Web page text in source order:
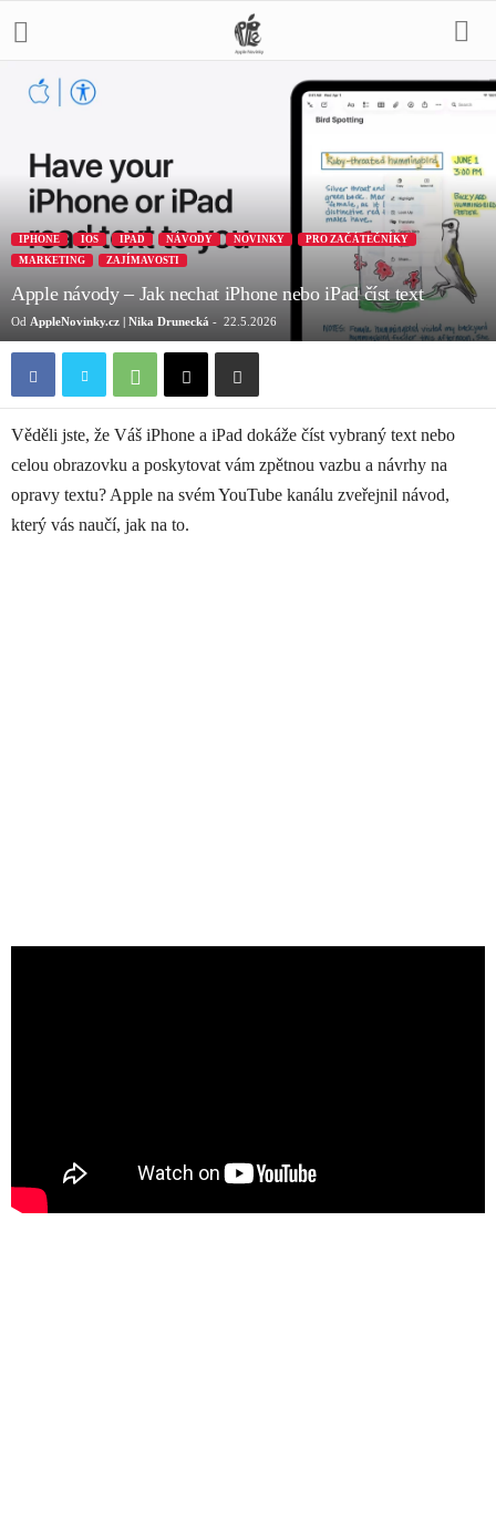
IPHONE IOS IPAD NÁVODY NOVINKY
PRO ZAČÁTEČNÍKY
MARKETING
ZAJÍMAVOSTI
Apple návody – Jak nechat iPhone nebo iPad číst text
Od AppleNovinky.cz | Nika Drunecká - 22.5.2026
Věděli jste, že Váš iPhone a iPad dokáže číst vybraný text nebo
celou obrazovku a poskytovat vám zpětnou vazbu a návrhy na
opravy textu? Apple na svém YouTube kanálu zveřejnil návod,
který vás naučí, jak na to.